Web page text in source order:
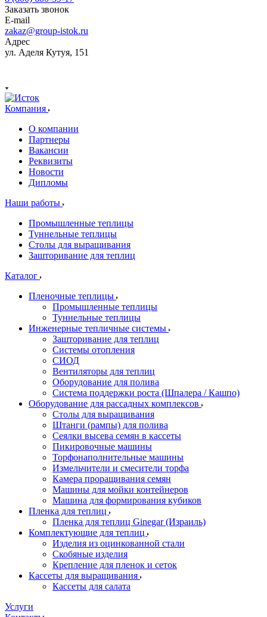
Заказать звонок
E-mail
zakaz@group-istok.ru
Адрес
ул. Аделя Кутуя, 151
Компания
О компании
Партнеры
Вакансии
Реквизиты
Новости
Дипломы
Наши работы
Промышленные теплицы
Туннельные теплицы
Столы для выращивания
Зашторивание для теплиц
Каталог
Пленочные теплицы
Промышленные теплицы
Туннельные теплицы
Инженерные тепличные системы
Зашторивание для теплиц
Системы отопления
СИОД
Вентиляторы для теплиц
Оборудование для полива
Система поддержки роста (Шпалера / Кашпо)
Оборудование для рассадных комплексов
Столы для выращивания
Штанги (рампы) для полива
Сеялки высева семян в кассеты
Пикировочные машины
Торфонаполнительные машины
Измельчители и смесители торфа
Камера проращивания семян
Машины для мойки контейнеров
Машина для формирования кубиков
Пленка для теплиц
Пленка для теплиц Ginegar (Израиль)
Комплектующие для теплиц
Изделия из оцинкованной стали
Скобяные изделия
Крепление для пленок и сеток
Кассеты для выращивания
Кассеты для салата
Услуги